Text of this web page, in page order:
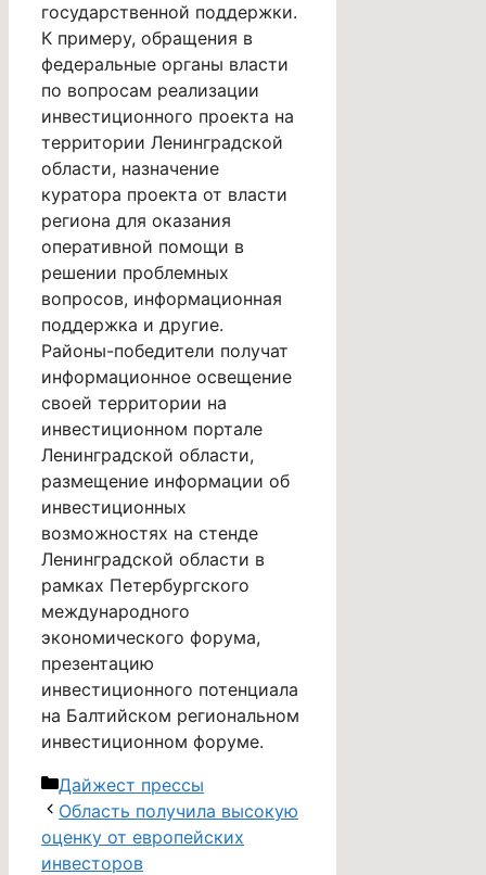
государственной поддержки.
К примеру, обращения в
федеральные органы власти
по вопросам реализации
инвестиционного проекта на
территории Ленинградской
области, назначение
куратора проекта от власти
региона для оказания
оперативной помощи в
решении проблемных
вопросов, информационная
поддержка и другие.
Районы-победители получат
информационное освещение
своей территории на
инвестиционном портале
Ленинградской области,
размещение информации об
инвестиционных
возможностях на стенде
Ленинградской области в
рамках Петербургского
международного
экономического форума,
презентацию
инвестиционного потенциала
на Балтийском региональном
инвестиционном форуме.
Дайжест прессы
Область получила высокую
оценку от европейских
инвесторов